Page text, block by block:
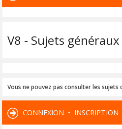
V8 - Sujets généraux
Vous ne pouvez pas consulter les sujets
CONNEXION • INSCRIPTION